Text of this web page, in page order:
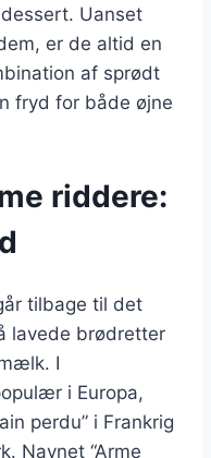
Uanset
er de altid en
af sprødt
fryd for både øjne
riddere:
tilbage til det
lavede brødretter
I
i Europa,
perdu” i Frankrig
Navnet “Arme